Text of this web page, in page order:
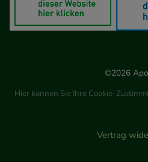
©2026
Hier können Sie Ihre Cookie-
Vertrag